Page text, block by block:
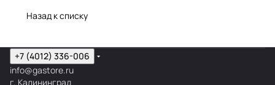
Назад к списку
+7 (4012) 336-006
info@gastore.ru
г. Калининград